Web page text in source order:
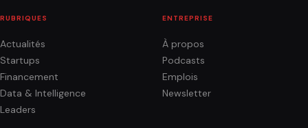
RUBRIQUES
Actualités
Startups
Financement
Data & Intelligence
Leaders
ENTREPRISE
À propos
Podcasts
Emplois
Newsletter